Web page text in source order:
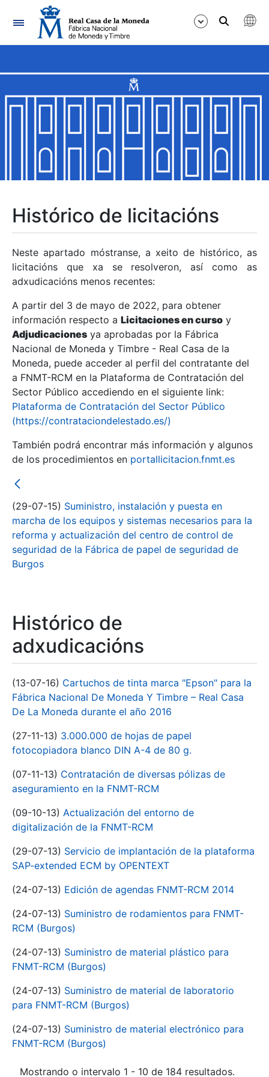
Navegación
Mostrar/Ocultar
Mostrar/Ocultar
Mostrar/Ocultar
Mostrar/Ocultar
Mostrar/Ocultar
Mostrar/Ocultar
Histórico de licitacións
Neste apartado móstranse, a xeito de histórico, as
licitacións que xa se resolveron, así como as
adxudicacións menos recentes:
A partir del 3 de mayo de 2022, para obtener
información respecto a Licitaciones en curso y
Adjudicaciones ya aprobadas por la Fábrica
Nacional de Moneda y Timbre - Real Casa de la
Moneda, puede acceder al perfil del contratante del
a FNMT-RCM en la Plataforma de Contratación del
Sector Público accediendo en el siguiente link:
Plataforma de Contratación del Sector Público
(https://contrataciondelestado.es/)
También podrá encontrar más información y algunos
de los procedimientos en portallicitacion.fnmt.es
(29-07-15) Suministro, instalación y puesta en
marcha de los equipos y sistemas necesarios para la
reforma y actualización del centro de control de
seguridad de la Fábrica de papel de seguridad de
Burgos
Histórico de
adxudicacións
(13-07-16) Cartuchos de tinta marca "Epson" para la
Fábrica Nacional De Moneda Y Timbre – Real Casa
De La Moneda durante el año 2016
(27-11-13) 3.000.000 de hojas de papel
fotocopiadora blanco DIN A-4 de 80 g.
(07-11-13) Contratación de diversas pólizas de
aseguramiento en la FNMT-RCM
(09-10-13) Actualización del entorno de
digitalización de la FNMT-RCM
(29-07-13) Servicio de implantación de la plataforma
SAP-extended ECM by OPENTEXT
(24-07-13) Edición de agendas FNMT-RCM 2014
(24-07-13) Suministro de rodamientos para FNMT-
RCM (Burgos)
(24-07-13) Suministro de material plástico para
FNMT-RCM (Burgos)
(24-07-13) Suministro de material de laboratorio
para FNMT-RCM (Burgos)
(24-07-13) Suministro de material electrónico para
FNMT-RCM (Burgos)
Mostrando o intervalo 1 - 10 de 184 resultados.